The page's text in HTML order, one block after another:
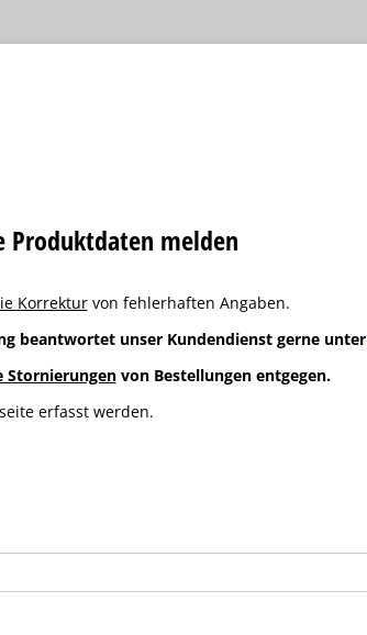
Produktdaten melden
Korrekturvon fehlerhaften Angaben.
beantwortet unser Kundendienst gerne unter
Stornierungenvon Bestellungen entgegen.
erfasst werden.